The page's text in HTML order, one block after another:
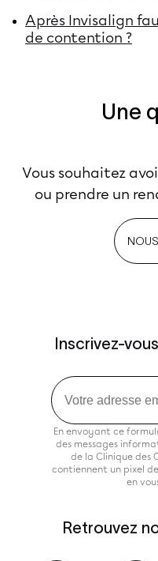
Après Invisalign
de contention ?
Une
Vous souhaitez
ou prendre un
Inscrivez-
Email
En envoyant ce
des messages
de la Clinique des
contiennent un pixel
en
Retrouvez